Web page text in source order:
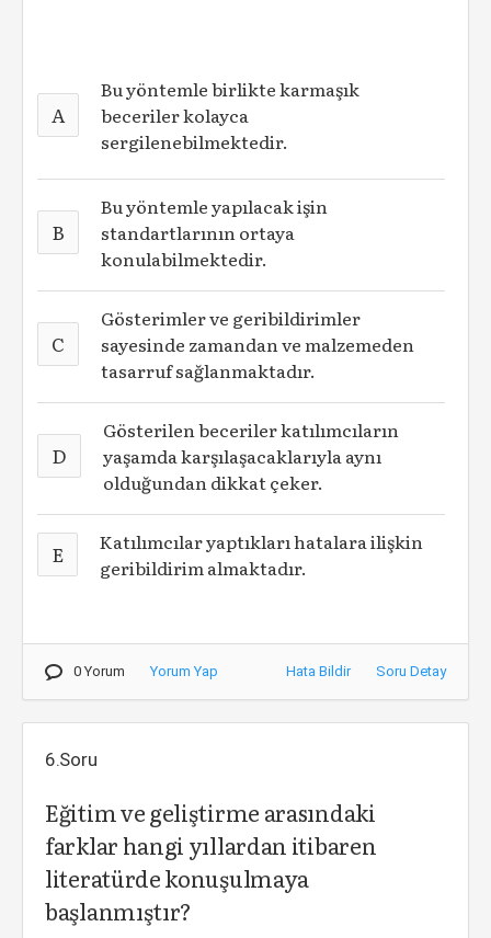
A
Bu yöntemle birlikte karmaşık
beceriler kolayca
sergilenebilmektedir.
B
Bu yöntemle yapılacak işin
standartlarının ortaya
konulabilmektedir.
C
Gösterimler ve geribildirimler
sayesinde zamandan ve malzemeden
tasarruf sağlanmaktadır.
D
Gösterilen beceriler katılımcıların
yaşamda karşılaşacaklarıyla aynı
olduğundan dikkat çeker.
E
Katılımcılar yaptıkları hatalara ilişkin
geribildirim almaktadır.
0 Yorum Yorum Yap Hata Bildir Soru Detay
6.Soru
Eğitim ve geliştirme arasındaki
farklar hangi yıllardan itibaren
literatürde konuşulmaya
başlanmıştır?